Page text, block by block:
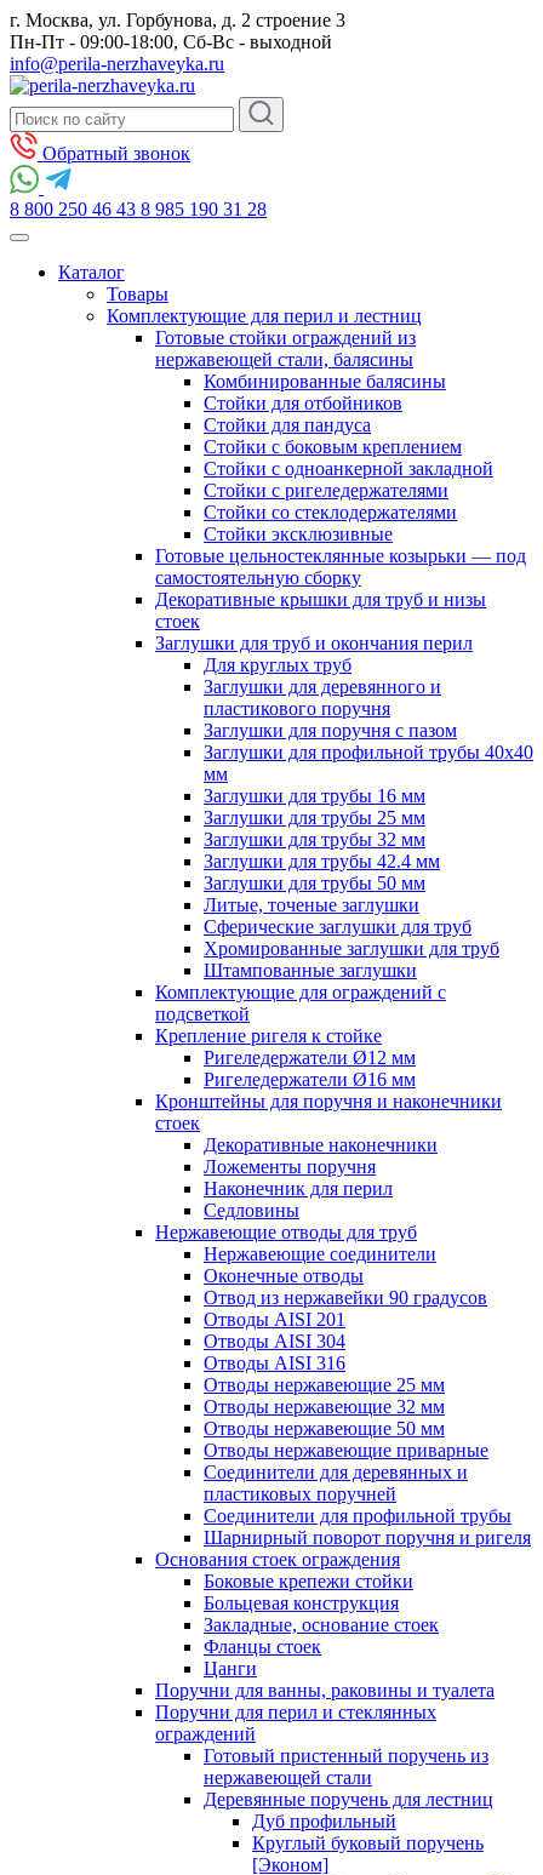
г. Москва, ул. Горбунова, д. 2 строение 3
Пн-Пт - 09:00-18:00, Сб-Вс - выходной
info@perila-nerzhaveyka.ru
Обратный звонок
8 800 250 46 43 8 985 190 31 28
Каталог
Товары
Комплектующие для перил и лестниц
Готовые стойки ограждений из
нержавеющей стали, балясины
Комбинированные балясины
Стойки для отбойников
Стойки для пандуса
Стойки с боковым креплением
Стойки с одноанкерной закладной
Стойки с ригеледержателями
Стойки со стеклодержателями
Стойки эксклюзивные
Готовые цельностеклянные козырьки — под
самостоятельную сборку
Декоративные крышки для труб и низы
стоек
Заглушки для труб и окончания перил
Для круглых труб
Заглушки для деревянного и
пластикового поручня
Заглушки для поручня с пазом
Заглушки для профильной трубы 40х40
мм
Заглушки для трубы 16 мм
Заглушки для трубы 25 мм
Заглушки для трубы 32 мм
Заглушки для трубы 42.4 мм
Заглушки для трубы 50 мм
Литые, точеные заглушки
Сферические заглушки для труб
Хромированные заглушки для труб
Штампованные заглушки
Комплектующие для ограждений с
подсветкой
Крепление ригеля к стойке
Ригеледержатели Ø12 мм
Ригеледержатели Ø16 мм
Кронштейны для поручня и наконечники
стоек
Декоративные наконечники
Ложементы поручня
Наконечник для перил
Седловины
Нержавеющие отводы для труб
Нержавеющие соединители
Оконечные отводы
Отвод из нержавейки 90 градусов
Отводы AISI 201
Отводы AISI 304
Отводы AISI 316
Отводы нержавеющие 25 мм
Отводы нержавеющие 32 мм
Отводы нержавеющие 50 мм
Отводы нержавеющие приварные
Соединители для деревянных и
пластиковых поручней
Соединители для профильной трубы
Шарнирный поворот поручня и ригеля
Основания стоек ограждения
Боковые крепежи стойки
Больцевая конструкция
Закладные, основание стоек
Фланцы стоек
Цанги
Поручни для ванны, раковины и туалета
Поручни для перил и стеклянных
ограждений
Готовый пристенный поручень из
нержавеющей стали
Деревянные поручень для лестниц
Дуб профильный
Круглый буковый поручень
[Эконом]